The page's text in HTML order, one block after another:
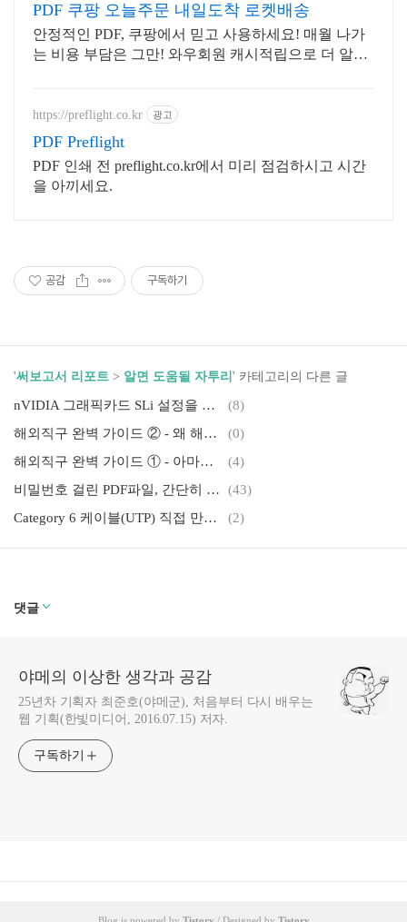
PDF 쿠팡 오늘주문 내일도착 로켓배송
안정적인 PDF, 쿠팡에서 믿고 사용하세요! 매월 나가
는 비용 부담은 그만! 와우회원 캐시적립으로 더 알뜰
https://preflight.co.kr 광고
PDF Preflight
PDF 인쇄 전 preflight.co.kr에서 미리 점검하시고 시간
을 아끼세요.
공감 구독하기
'써보고서 리포트 > 알면 도움될 자투리 ' 카테고리의 다른 글
nVIDIA 그래픽카드 SLi 설정을 위한 눈물겨운 드라마..
(8)
해외직구 완벽 가이드 ② - 왜 해외배송대행은 꼭 델라웨어일까?
(0)
해외직구 완벽 가이드 ① - 아마존(Amazon) 편.
(4)
비밀번호 걸린 PDF파일, 간단히 해제하자!!
(43)
Category 6 케이블(UTP) 직접 만들기!!
(2)
댓글
야메의 이상한 생각과 공감
25년차 기획자 최준호(야메군), 처음부터 다시 배우는
웹 기획(한빛미디어, 2016.07.15) 저자.
구독하기